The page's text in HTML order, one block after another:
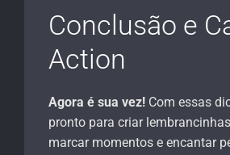
Conclusão e
Action
Agora é sua vez! Com essas
pronto para criar
marcar momentos e encantar